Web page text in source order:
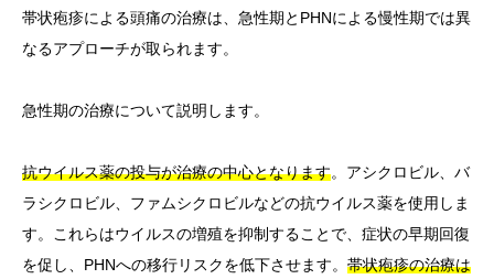
帯状疱疹による頭痛の治療は、急性期とPHNによる慢性期では異
なるアプローチが取られます。
急性期の治療について説明します。
抗ウイルス薬の投与が治療の中心となります。アシクロビル、バ
ラシクロビル、ファムシクロビルなどの抗ウイルス薬を使用しま
す。これらはウイルスの増殖を抑制することで、症状の早期回復
を促し、PHNへの移行リスクを低下させます。 帯状疱疹の治療は